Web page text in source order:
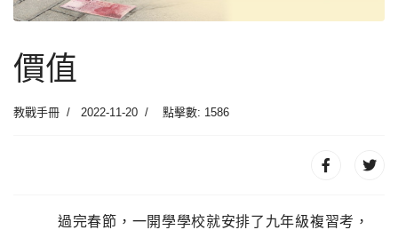
價值
教戰手冊 2022-11-20 點擊數: 1586
過完春節，一開學學校就安排了九年級複習考，